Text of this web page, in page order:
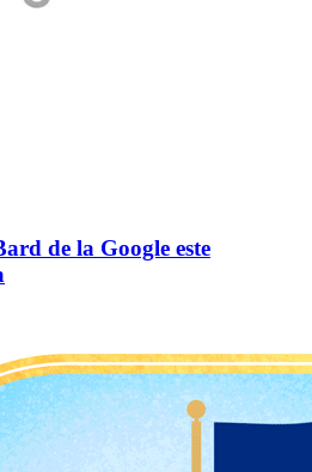
de la Google este